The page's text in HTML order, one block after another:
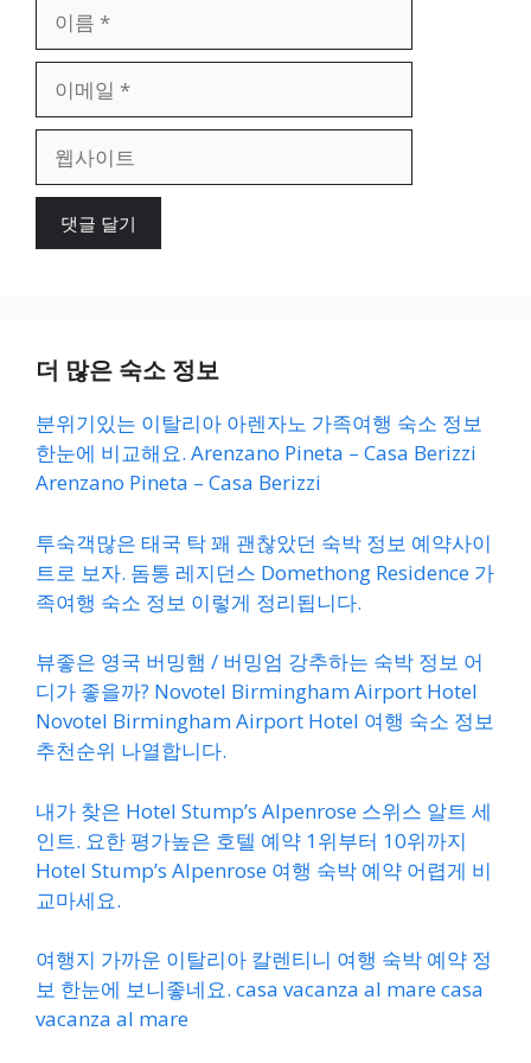
일
이
더 많은 숙소 정보
분위기있는 이탈리아 아렌자노 가족여행 숙소 정보
한눈에 비교해요. Arenzano Pineta – Casa Berizzi
Arenzano Pineta – Casa Berizzi
투숙객많은 태국 탁 꽤 괜찮았던 숙박 정보 예약사이
트로 보자. 돔통 레지던스 Domethong Residence 가
족여행 숙소 정보 이렇게 정리됩니다.
뷰좋은 영국 버밍햄 / 버밍엄 강추하는 숙박 정보 어
디가 좋을까? Novotel Birmingham Airport Hotel
Novotel Birmingham Airport Hotel 여행 숙소 정보
추천순위 나열합니다.
내가 찾은 Hotel Stump’s Alpenrose 스위스 알트 세
인트. 요한 평가높은 호텔 예약 1위부터 10위까지
Hotel Stump’s Alpenrose 여행 숙박 예약 어렵게 비
교마세요.
여행지 가까운 이탈리아 칼렌티니 여행 숙박 예약 정
보 한눈에 보니좋네요. casa vacanza al mare casa
vacanza al mare